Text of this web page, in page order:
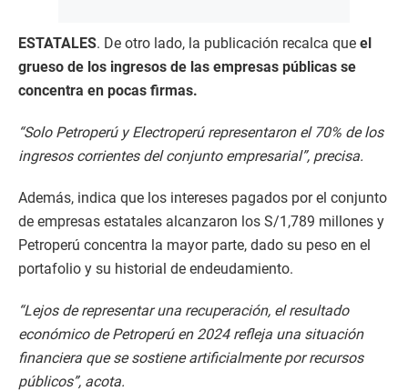
ESTATALES. De otro lado, la publicación recalca que el
grueso de los ingresos de las empresas públicas se
concentra en pocas firmas.
“Solo Petroperú y Electroperú representaron el 70% de los
ingresos corrientes del conjunto empresarial”, precisa.
Además, indica que los intereses pagados por el conjunto
de empresas estatales alcanzaron los S/1,789 millones y
Petroperú concentra la mayor parte, dado su peso en el
portafolio y su historial de endeudamiento.
“Lejos de representar una recuperación, el resultado
económico de Petroperú en 2024 refleja una situación
financiera que se sostiene artificialmente por recursos
públicos”, acota.